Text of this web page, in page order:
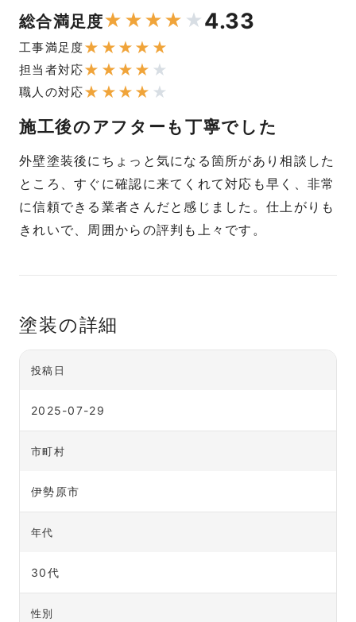
総合満足度★ ★★★ ★ 4.33
工事満足度★ ★ ★ ★ ★
担当者対応★ ★ ★ ★ ★
職人の対応★ ★ ★ ★ ★
施工後のアフターも丁寧でした
外壁塗装後にちょっと気になる箇所があり相談した
ところ、すぐに確認に来てくれて対応も早く、非常
に信頼できる業者さんだと感じました。仕上がりも
きれいで、周囲からの評判も上々です。
塗装の詳細
投稿日
2025-07-29
市町村
伊勢原市
年代
30代
性別